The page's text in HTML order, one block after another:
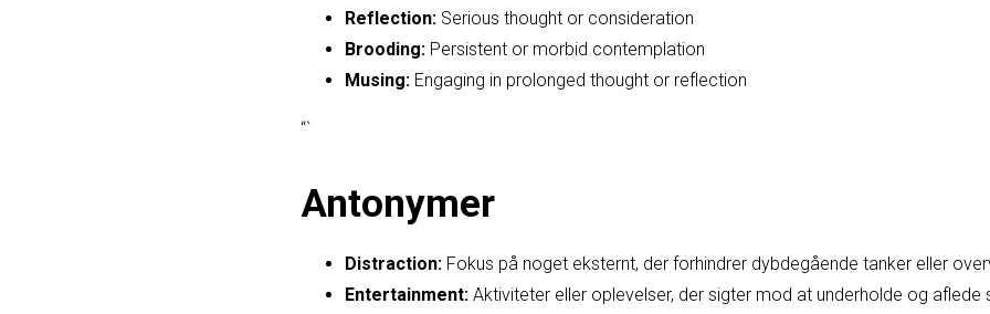
Reflection: Serious thought or consideration
Brooding: Persistent or morbid contemplation
Musing: Engaging in prolonged thought or reflection
“`
Antonymer
Distraction: Fokus på noget eksternt, der forhindrer dybdegående tanker eller
Entertainment: Aktiviteter eller oplevelser, der sigter mod at underholde og aflede